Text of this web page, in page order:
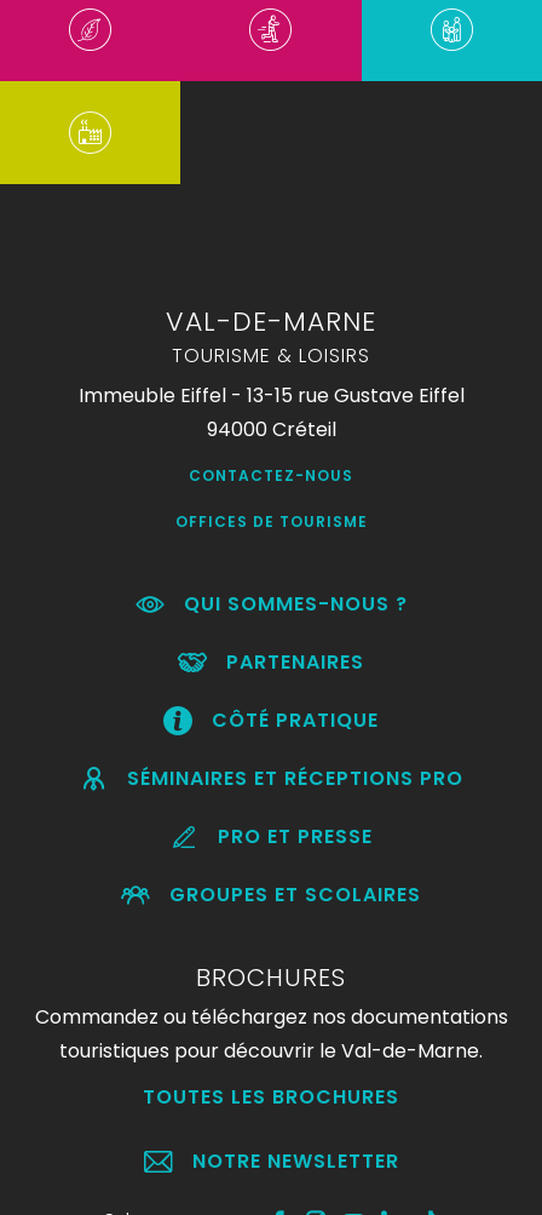
VAL-DE-MARNE
TOURISME & LOISIRS
Immeuble Eiffel - 13-15 rue Gustave Eiffel
94000 Créteil
CONTACTEZ-NOUS
OFFICES DE TOURISME
QUI SOMMES-NOUS ?
PARTENAIRES
CÔTÉ PRATIQUE
SÉMINAIRES ET RÉCEPTIONS PRO
PRO ET PRESSE
GROUPES ET SCOLAIRES
BROCHURES
Commandez ou téléchargez nos documentations
touristiques pour découvrir le Val-de-Marne.
TOUTES LES BROCHURES
NOTRE NEWSLETTER